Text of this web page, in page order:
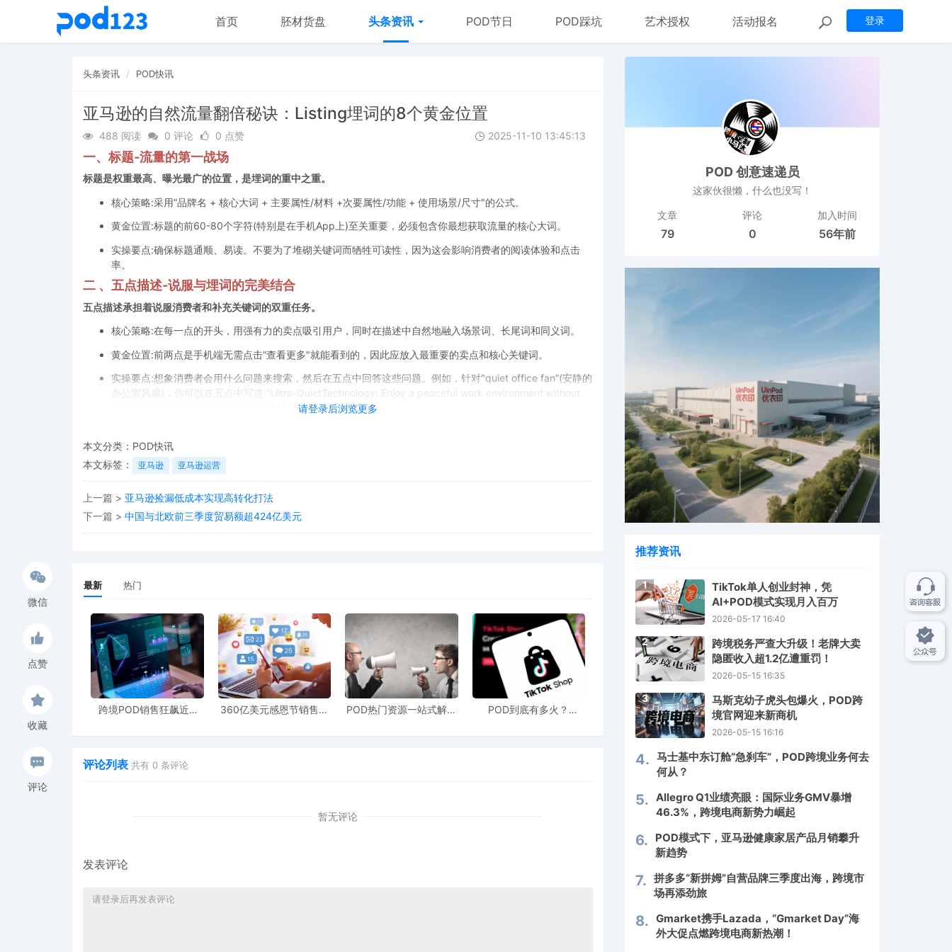
登录
首页 胚材货盘 头条资讯 POD节日 POD踩坑 艺术授权 活动报名
头条资讯 POD快讯
亚马逊的自然流量翻倍秘诀：Listing埋词的8个黄金位置
488 阅读 0 评论 0 点赞 2025-11-10 13:45:13
请登录后浏览更多
一、标题-流量的第一战场
标题是权重最高、曝光最广的位置，是埋词的重中之重。
核心策略:采用“品牌名 + 核心大词 + 主要属性/材料 +次要属性/功能 + 使用场景/尺寸"的公式。
黄金位置:标题的前60-80个字符(特别是在手机App上)至关重要，必须包含你最想获取流量的核心大词。
实操要点:确保标题通顺、易读。不要为了堆砌关键词而牺牲可读性，因为这会影响消费者的阅读体验和点击
率。
二 、五点描述-说服与埋词的完美结合
五点描述承担着说服消费者和补充关键词的双重任务。
核心策略:在每一点的开头，用强有力的卖点吸引用户，同时在描述中自然地融入场景词、长尾词和同义词。
黄金位置:前两点是手机端无需点击“查看更多"就能看到的，因此应放入最重要的卖点和核心关键词。
实操要点:想象消费者会用什么问题来搜索，然后在五点中回答这些问题。例如，针对"quiet office fan”(安静的
办公室风扇)，你可以在五点中写道:"Ultra-QuietTechnology: Enjoy a peaceful work environment without
any distracting noise." 这样就自然地植入了核心词。
这是一个仅对亚马逊算法可见的字段，是补充关键词的绝佳位置，但常被误用。
核心策略:填写前台没有使用过的拼写变体、缩写、同义词、常见错误拼写以及长尾词。
黄金法则:不要重复!如果你的词已经出现在标题或五点中，就无需在此处再次填写。亚马逊会自动抓取。用空格
分隔，无需标点。
语境中使用你的核心词群。
黄金价值:A+页面不仅能提升转化率，其本身的文本内容也会被亚马逊搜索引擎收录。你可以在这里部署更多关
于品牌故事、技术细节和使用场景的关键词。
五、图片与视频-视觉元数据的利用
视觉元素的文件名和ALT文本(替代文本)同样会被亚马逊识别。
核心策略:在上传图片前，将图片文件名从无意义的“IMG_001.jpg"改为包含核心关键词的描述如"waterproof-
直接用简短的句子描述图片内容并包含关键词。
选择正确的品类节点是确保你的产品出现在正确赛道的前提。
黄金影响:放在错误的节点上，即使你的关键词做得再好，也可能无法被目标客户看到或者出现在不相关的搜索
七、问答-用户心声的关键词宝库
微信
点赞
收藏
评论
本文分类： POD快讯
本文标签：
亚马逊 亚马逊运营
上一篇 > 亚马逊捡漏低成本实现高转化打法
下一篇 > 中国与北欧前三季度贸易额超424亿美元
最新 热门
跨境POD销售狂飙近5
360亿美元感恩节销售额
POD热门资源一站式解决
POD到底有多火？
评论列表 共有 0 条评论
暂无评论
发表评论
POD 创意速递员
这家伙很懒，什么也没写！
文章
79
评论
0
加入时间
56年前
推荐资讯
1
TikTok单人创业封神，凭
AI+POD模式实现月入百万
2026-05-17 16:40
2
跨境税务严查大升级！老牌大卖
隐匿收入超1.2亿遭重罚！
2026-05-15 16:35
3
马斯克幼子虎头包爆火，POD跨
境官网迎来新商机
2026-05-15 16:16
4. 马士基中东订舱“急刹车”，POD跨境业务何去
何从？
5. Allegro Q1业绩亮眼：国际业务GMV暴增
46.3%，跨境电商新势力崛起
6.
POD模式下，亚马逊健康家居产品月销攀升
新趋势
7. 拼多多“新拼姆”自营品牌三季度出海，跨境市
场再添劲旅
8. Gmarket携手Lazada，“Gmarket Day”海
外大促点燃跨境电商新热潮！